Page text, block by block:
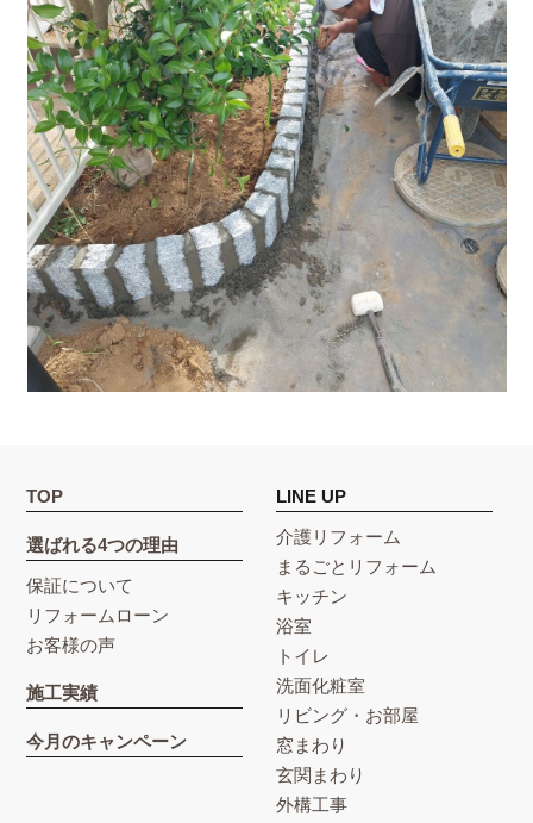
TOP
選ばれる4つの理由
保証について
リフォームローン
お客様の声
施工実績
今月のキャンペーン
LINE UP
介護リフォーム
まるごとリフォーム
キッチン
浴室
トイレ
洗面化粧室
リビング・お部屋
窓まわり
玄関まわり
外構工事